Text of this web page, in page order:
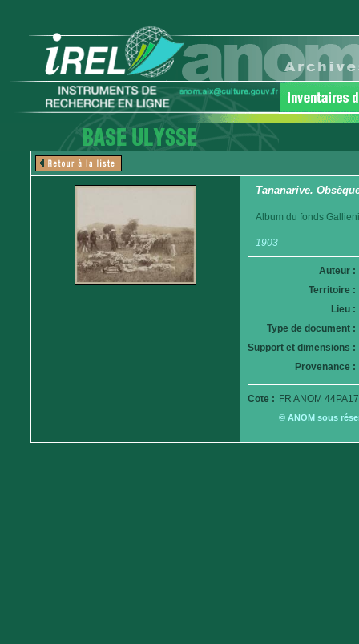
Tananarive.
Album du fonds
1903
Auteur :
Territoire :
Lieu :
Type de document :
Support et dimensions :
Provenance :
Cote : FR ANOM
© ANOM sous